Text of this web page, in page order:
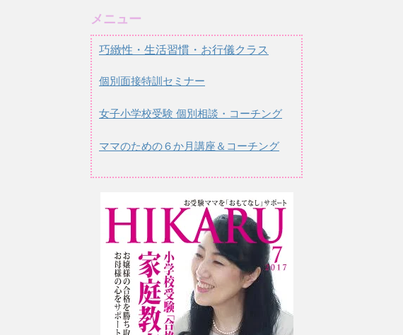
メニュー
巧緻性・生活習慣・お行儀クラス
個別面接特訓セミナー
女子小学校受験 個別相談・コーチング
ママのための６か月講座＆コーチング